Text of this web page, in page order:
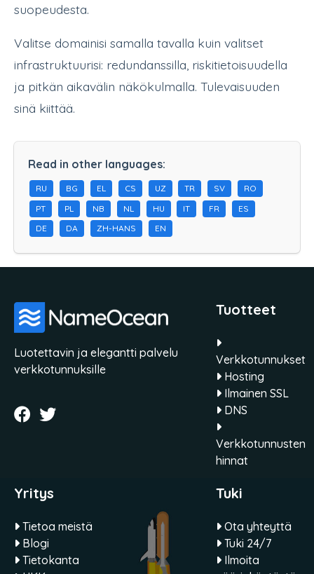
suopeudesta.
Valitse domainisi samalla tavalla kuin valitset
infrastruktuurisi: redundanssilla, riskitietoisuudella
ja pitkän aikavälin näkökulmalla. Tulevaisuuden
sinä kiittää.
Read in other languages:
RU BG EL CS UZ TR SV
RO
PT
PL NB NL HU IT FR
ES
DE
DA ZH-HANS EN
Luotettavin ja elegantti palvelu
verkkotunnuksille
Tuotteet
Verkkotunnukset
Hosting
Ilmainen SSL
DNS
Verkkotunnusten
hinnat
Yritys
Tietoa meistä
Blogi
Tietokanta
Tuki
Ota yhteyttä
Tuki 24/7
Ilmoita